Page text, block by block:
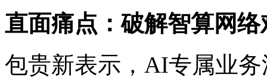
直面痛点：破解智算网
包贵新表示，AI专属